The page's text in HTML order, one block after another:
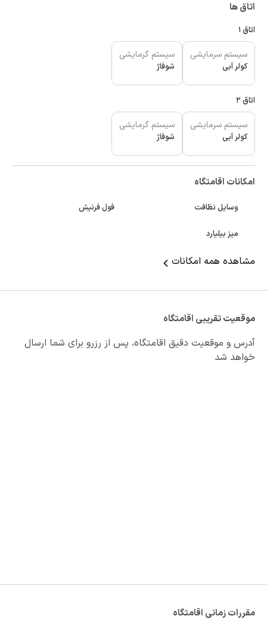
اتاق ها
اتاق 1
سیستم سرمایشی
کولر آبی
سیستم گرمایشی
شوفاژ
اتاق 2
سیستم سرمایشی
کولر آبی
سیستم گرمایشی
شوفاژ
امکانات اقامتگاه
وسایل نظافت فول فرنیش
میز بیلیارد
مشاهده همه امکانات
موقعیت تقریبی اقامتگاه
آدرس و موقعیت دقیق اقامتگاه، پس از رزرو برای شما ارسال
خواهد شد
مقررات زمانی اقامتگاه